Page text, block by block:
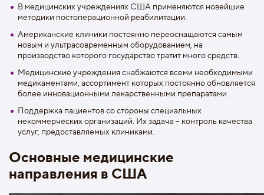
В медицинских учреждениях США применяются новейшие
методики постоперационной реабилитации.
Американские клиники постоянно переоснащаются самым
новым и ультрасовременным оборудованием, на
производство которого государство тратит много средств.
Медицинские учреждения снабжаются всеми необходимыми
медикаментами, ассортимент которых постоянно обновляется
более инновационными лекарственными препаратами.
Поддержка пациентов со стороны специальных
некоммерческих организаций. Их задача – контроль качества
услуг, предоставляемых клиниками.
Основные медицинские
направления в США